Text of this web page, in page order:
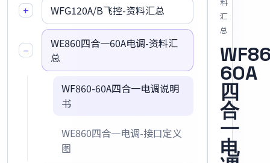
+ WFG120A/B飞控-资料汇总
−
WE860四合一60A电调-资料汇
总
WF860-60A四合一电调说明
书
WE860四合一电调-接口定义
图
汇
总
60A
四
合
一
电